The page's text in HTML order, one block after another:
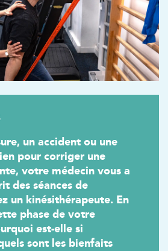
un accident ou une
pour corriger une
votre médecin vous a
des séances de
un kinésithérapeute. En
phase de votre
est-elle si
sont les bienfaits